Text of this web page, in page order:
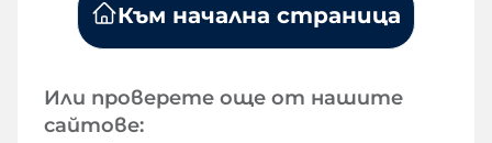
Към начална страница
Или проверете още от нашите
сайтове: